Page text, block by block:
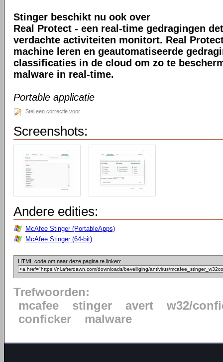
Stinger beschikt nu ook over
Real Protect - een real-time gedragingen
verdachte activiteiten monitort. Real
machine leren en geautomatiseerde
classificaties in de cloud om zo te
malware in real-time.
Portable applicatie
Stel een correctie voor
Screenshots:
Andere edities:
McAfee Stinger (PortableApps)
McAfee Stinger (64-bit)
HTML code om naar deze pagina te linken:
Trefwoorden:
mcafee
stinger avert
w32/
conficker
malware